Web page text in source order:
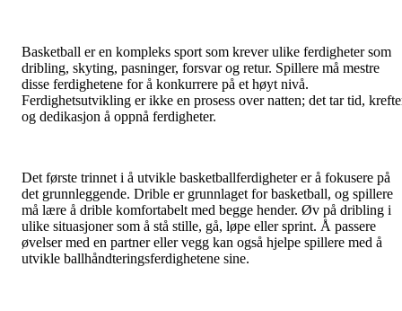
Basketball er en kompleks sport som krever ulike ferdigheter som
dribling, skyting, pasninger, forsvar og retur. Spillere må mestre
disse ferdighetene for å konkurrere på et høyt nivå.
Ferdighetsutvikling er ikke en prosess over natten; det tar tid,
og dedikasjon å oppnå ferdigheter.
Det første trinnet i å utvikle basketballferdigheter er å fokusere på
det grunnleggende. Drible er grunnlaget for basketball, og spillere
må lære å drible komfortabelt med begge hender. Øv på dribling i
ulike situasjoner som å stå stille, gå, løpe eller sprint. Å passere
øvelser med en partner eller vegg kan også hjelpe spillere med å
utvikle ballhåndteringsferdighetene sine.